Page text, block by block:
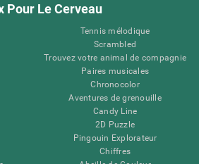
Pour Le Cerveau
Tennis mélodique
Scrambled
Trouvez votre animal de compagnie
Paires musicales
Chronocolor
Aventures de grenouille
Candy Line
2D Puzzle
Pingouin Explorateur
Chiffres